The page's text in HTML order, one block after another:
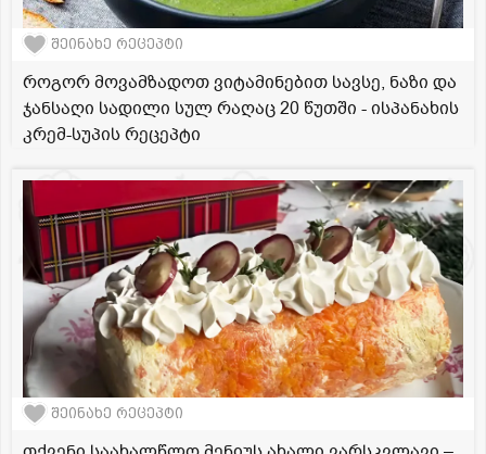
შეინახე რეცეპტი
როგორ მოვამზადოთ ვიტამინებით სავსე, ნაზი და
ჯანსაღი სადილი სულ რაღაც 20 წუთში - ისპანახის
კრემ-სუპის რეცეპტი
შეინახე რეცეპტი